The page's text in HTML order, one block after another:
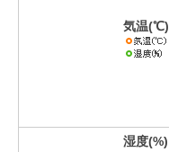
気温(℃)
湿度(%)